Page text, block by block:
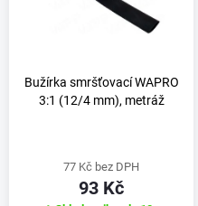
sBužírka smršťovací WAPRO
3:1 (12/4 mm), metráž
77 Kč bez DPH
93 Kč